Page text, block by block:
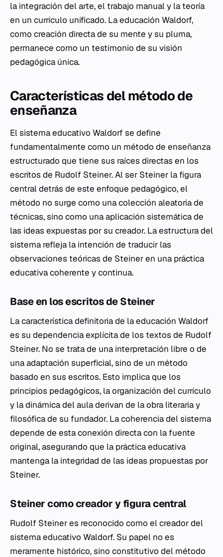
la integración del arte, el trabajo manual y la teoría
en un currículo unificado. La educación Waldorf,
como creación directa de su mente y su pluma,
permanece como un testimonio de su visión
pedagógica única.
Características del método de
enseñanza
El sistema educativo Waldorf se define
fundamentalmente como un método de enseñanza
estructurado que tiene sus raíces directas en los
escritos de Rudolf Steiner. Al ser Steiner la figura
central detrás de este enfoque pedagógico, el
método no surge como una colección aleatoria de
técnicas, sino como una aplicación sistemática de
las ideas expuestas por su creador. La estructura del
sistema refleja la intención de traducir las
observaciones teóricas de Steiner en una práctica
educativa coherente y continua.
Base en los escritos de Steiner
La característica definitoria de la educación Waldorf
es su dependencia explícita de los textos de Rudolf
Steiner. No se trata de una interpretación libre o de
una adaptación superficial, sino de un método
basado en sus escritos. Esto implica que los
principios pedagógicos, la organización del currículo
y la dinámica del aula derivan de la obra literaria y
filosófica de su fundador. La coherencia del sistema
depende de esta conexión directa con la fuente
original, asegurando que la práctica educativa
mantenga la integridad de las ideas propuestas por
Steiner.
Steiner como creador y figura central
Rudolf Steiner es reconocido como el creador del
sistema educativo Waldorf. Su papel no es
meramente histórico, sino constitutivo del método